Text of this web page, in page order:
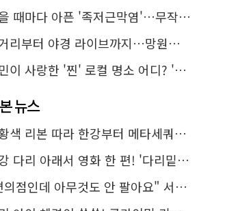
마다 아픈 '족저근막염'…무작정 참지 말고 '이것' 해보세요!
부터 야경 라이브까지…망원한강공원 알짜 코스
사랑한 '찐' 로컬 명소 어디? '서울에디션25' 추천 코스
뉴스
리본 따라 한강부터 메타세쿼이아 숲길까지…서울둘레길 15코스
다리 아래서 영화 한 편! '다리밑 영화관' 무료 상영
인데 아무것도 안 팔아요" 서울에서 가장 특별한 편의점의 정체